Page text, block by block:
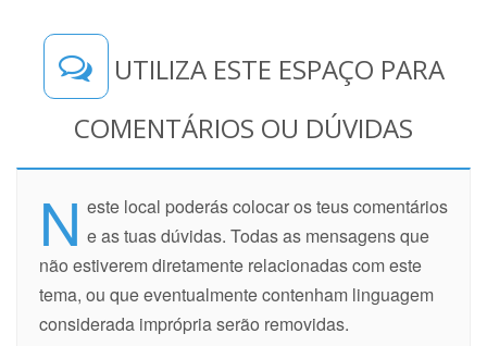
UTILIZA ESTE ESPAÇO PARA
COMENTÁRIOS OU DÚVIDAS
N este local poderás colocar os teus comentários
e as tuas dúvidas. Todas as mensagens que
não estiverem diretamente relacionadas com este
tema, ou que eventualmente contenham linguagem
considerada imprópria serão removidas.